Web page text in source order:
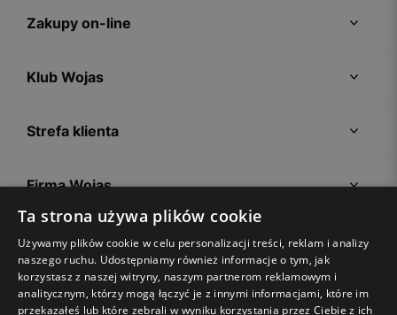
Zakupy on-line
Klub Wojas
Strefa klienta
Firma Wojas
Porady
Ta strona używa plików cookie
Używamy plików cookie w celu personalizacji treści, reklam i analizy
naszego ruchu. Udostępniamy również informacje o tym, jak
korzystasz z naszej witryny, naszym partnerom reklamowym i
analitycznym, którzy mogą łączyć je z innymi informacjami, które im
przekazałeś lub które zebrali w wyniku korzystania przez Ciebie z ich